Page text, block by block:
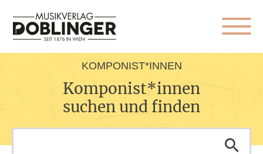
KOMPONIST*INNEN
Komponist*innen
suchen und finden